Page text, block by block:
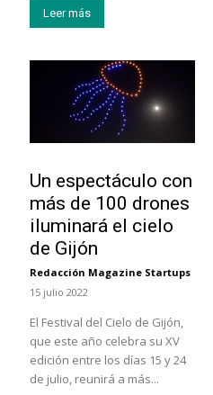
Leer más
Un espectáculo con
más de 100 drones
iluminará el cielo
de Gijón
Redacción Magazine Startups
-
15 julio 2022
El Festival del Cielo de Gijón,
que este año celebra su XV
edición entre los días 15 y 24
de julio, reunirá a más...